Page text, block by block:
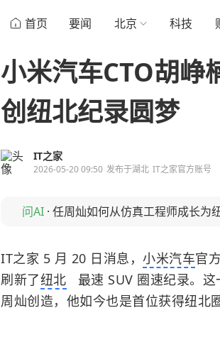
首页 要闻 北京 科技
小米汽车CTO胡峥
创纽北纪录圆梦
IT之家
2026-05-20 09:50 发布于湖北 IT之家官方账号
问AI · 任周灿如何从仿真工程师成长为
IT之家 5 月 20 日消息， 小米汽车官
刷新了纽北 最速 SUV 圈速纪录。这
周灿创造，他如今也是首位获得纽北